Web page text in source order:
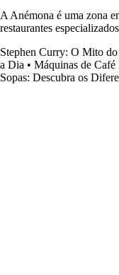
A Anémona é uma zona
restaurantes
Stephen Curry: O Mito do
a Dia • Máquinas de
Sopas: Descubra os